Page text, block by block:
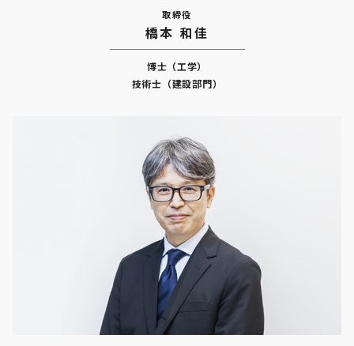
取締役
橋本 和佳
博士（工学）
技術士（建設部門）